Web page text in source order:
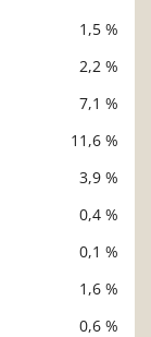
1,5 %
2,2 %
7,1 %
11,6 %
3,9 %
0,4 %
0,1 %
1,6 %
0,6 %